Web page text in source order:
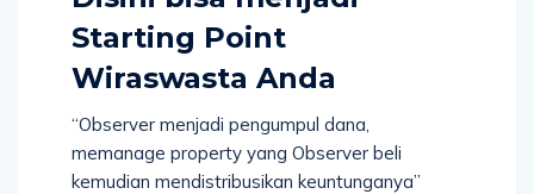
Starting Point
Wiraswasta Anda
“Observer menjadi pengumpul dana,
memanage property yang Observer beli
kemudian mendistribusikan keuntunganya”